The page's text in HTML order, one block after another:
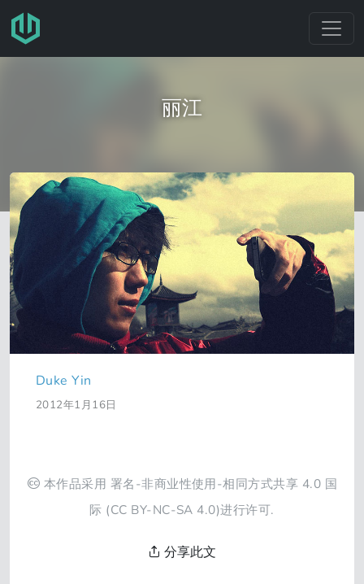
跳转至主要内容
丽江
Duke Yin
2012年1月16日
本作品采用 署名-非商业性使用-相同方式共享 4.0 国
际 (CC BY-NC-SA 4.0)进行许可.
分享此文